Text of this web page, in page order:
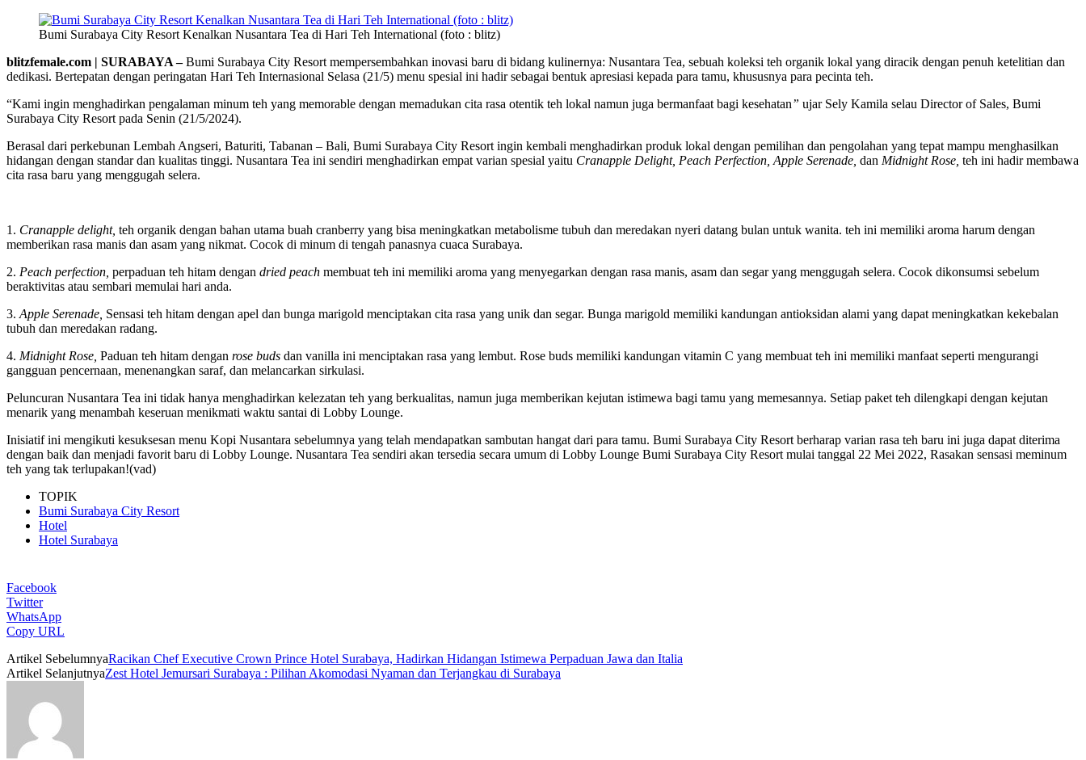
Bumi Surabaya City Resort Kenalkan Nusantara Tea di Hari Teh International (foto : blitz)
blitzfemale.com | SURABAYA –Bumi Surabaya City Resort mempersembahkan inovasi baru di bidang kulinernya: Nusantara Tea, sebuah koleksi teh organik lokal yang diracik dengan penuh ketelitian dan
dedikasi. Bertepatan dengan peringatan Hari Teh Internasional Selasa (21/5) menu spesial ini hadir sebagai bentuk apresiasi kepada para tamu, khususnya para pecinta teh.
“Kami ingin menghadirkan pengalaman minum teh yang memorable dengan memadukan cita rasa otentik teh lokal namun juga bermanfaat bagi kesehatan” ujar Sely Kamila selau Director of Sales, Bumi
Surabaya City Resort pada Senin (21/5/2024).
Berasal dari perkebunan Lembah Angseri, Baturiti, Tabanan – Bali, Bumi Surabaya City Resort ingin kembali menghadirkan produk lokal dengan pemilihan dan pengolahan yang tepat mampu menghasilkan
hidangan dengan standar dan kualitas tinggi. Nusantara Tea ini sendiri menghadirkan empat varian spesial yaitu Cranapple Delight, Peach Perfection, Apple Serenade, dan Midnight Rose, teh ini hadir membawa
cita rasa baru yang menggugah selera.
1. Cranapple delight, teh organik dengan bahan utama buah cranberry yang bisa meningkatkan metabolisme tubuh dan meredakan nyeri datang bulan untuk wanita. teh ini memiliki aroma harum dengan
memberikan rasa manis dan asam yang nikmat. Cocok di minum di tengah panasnya cuaca Surabaya.
2. Peach perfection, perpaduan teh hitam dengan dried peach membuat teh ini memiliki aroma yang menyegarkan dengan rasa manis, asam dan segar yang menggugah selera. Cocok dikonsumsi sebelum
beraktivitas atau sembari memulai hari anda.
3. Apple Serenade, Sensasi teh hitam dengan apel dan bunga marigold menciptakan cita rasa yang unik dan segar. Bunga marigold memiliki kandungan antioksidan alami yang dapat meningkatkan kekebalan
tubuh dan meredakan radang.
4. Midnight Rose, Paduan teh hitam dengan rose buds dan vanilla ini menciptakan rasa yang lembut. Rose buds memiliki kandungan vitamin C yang membuat teh ini memiliki manfaat seperti mengurangi
gangguan pencernaan, menenangkan saraf, dan melancarkan sirkulasi.
Peluncuran Nusantara Tea ini tidak hanya menghadirkan kelezatan teh yang berkualitas, namun juga memberikan kejutan istimewa bagi tamu yang memesannya. Setiap paket teh dilengkapi dengan kejutan
menarik yang menambah keseruan menikmati waktu santai di Lobby Lounge.
Inisiatif ini mengikuti kesuksesan menu Kopi Nusantara sebelumnya yang telah mendapatkan sambutan hangat dari para tamu. Bumi Surabaya City Resort berharap varian rasa teh baru ini juga dapat diterima
dengan baik dan menjadi favorit baru di Lobby Lounge. Nusantara Tea sendiri akan tersedia secara umum di Lobby Lounge Bumi Surabaya City Resort mulai tanggal 22 Mei 2022, Rasakan sensasi meminum
teh yang tak terlupakan!(vad)
TOPIK
Bumi Surabaya City Resort
Hotel
Hotel Surabaya
Facebook
Twitter
WhatsApp
Copy URL
Artikel SebelumnyaRacikan Chef Executive Crown Prince Hotel Surabaya, Hadirkan Hidangan Istimewa Perpaduan Jawa dan Italia
Artikel SelanjutnyaZest Hotel Jemursari Surabaya : Pilihan Akomodasi Nyaman dan Terjangkau di Surabaya